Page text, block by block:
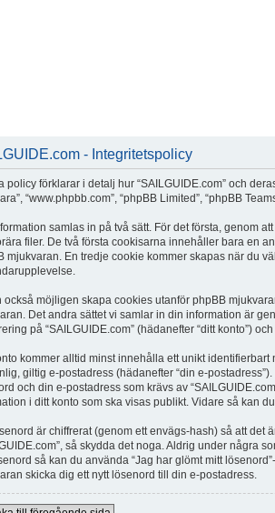
- Integritetspolicy
policy förklarar i detalj hur “SAILGUIDE.com” och
“www.phpbb.com”, “phpBB Limited”, “phpBB
samlas in på två sätt. För det första, genom
filer. De två första cookisarna innehåller bara en
mjukvaran. En tredje cookie kommer skapas när du
också möjligen skapa cookies utanför phpBB
Det andra sättet vi samlar in din information är
på “SAILGUIDE.com” (hädanefter “ditt konto”)
kommer alltid minst innehålla ett unikt
giltig e-postadress (hädanefter “din e-
och din e-postadress som krävs av
i ditt konto som ska visas publikt. Vidare så kan
är chiffrerat (genom ett envägs-hash) så att
så skydda det noga. Aldrig under några
så kan du använda “Jag har glömt mitt
skicka dig ett nytt lösenord till din e-postadress.